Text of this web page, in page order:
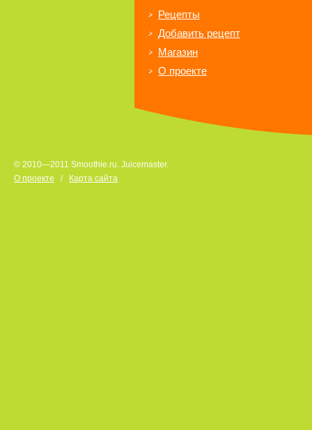
Рецепты
Добавить рецепт
Магазин
О проекте
© 2010—2011 Smoothie.ru. Juicemaster.
О проекте / Карта сайта